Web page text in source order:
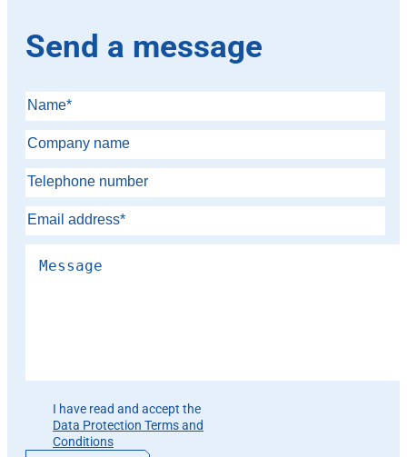
Send a message
I have read and accept the
Data Protection Terms and
Conditions